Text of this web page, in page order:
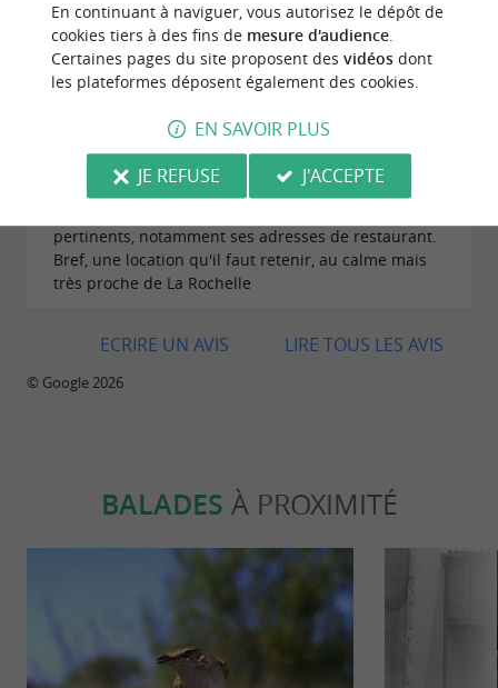
Avis publié par Mireille Bernard le 29/06/2026
Nous avons passé une semaine dans la villa des
Oliviers. La maison est très bien agencée, très
propre et très spacieuse. En cette semaine de
canicule, nous avons particulièrement apprécié l'air
conditionné, le SPA de nage sans oublier l'espace TV.
Marjorie et Christine sont des personnes
charmantes , très réactives à la moindre demande.
pertinents, notamment ses adresses de restaurant.
Bref, une location qu'il faut retenir, au calme mais
très proche de La Rochelle
LIRE TOUS LES AVIS
ECRIRE UN AVIS
© Google 2026
BALADES À PROXIMITÉ
En continuant à naviguer, vous autorisez le dépôt de
cookies tiers à des fins de mesure d'audience.
Certaines pages du site proposent des vidéosdont
les plateformes déposent également des cookies.
EN SAVOIR PLUS
JE REFUSE
J'ACCEPTE